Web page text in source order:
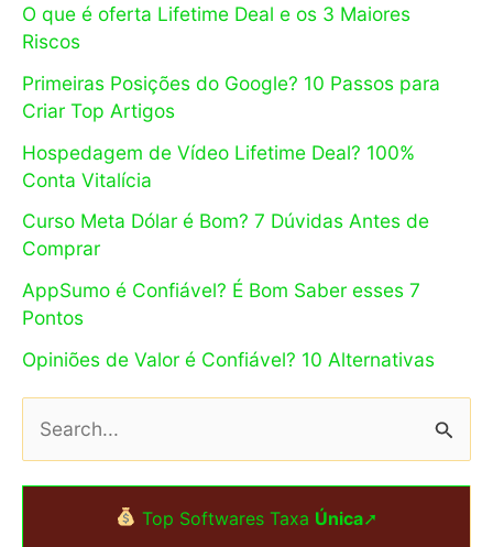
O que é oferta Lifetime Deal e os 3 Maiores
Riscos
Primeiras Posições do Google? 10 Passos para
Criar Top Artigos
Hospedagem de Vídeo Lifetime Deal? 100%
Conta Vitalícia
Curso Meta Dólar é Bom? 7 Dúvidas Antes de
Comprar
AppSumo é Confiável? É Bom Saber esses 7
Pontos
Opiniões de Valor é Confiável? 10 Alternativas
s
Top Softwares Taxa Única➚